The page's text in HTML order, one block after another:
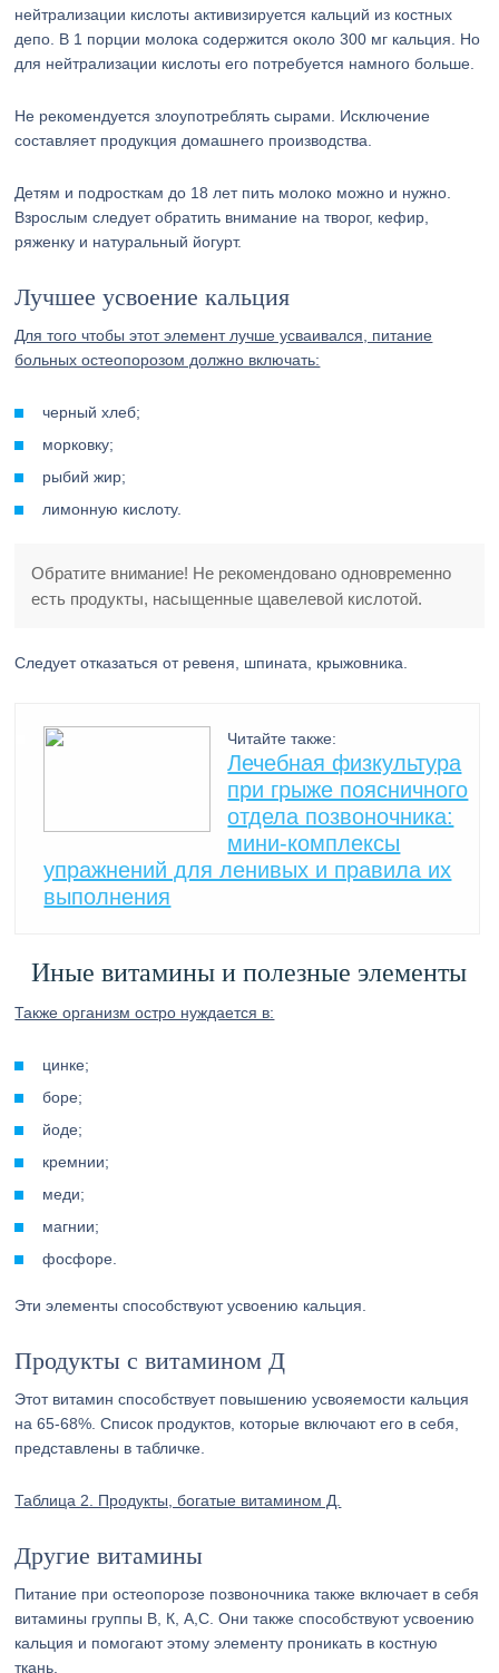
нейтрализации кислоты активизируется кальций из костных
депо. В 1 порции молока содержится около 300 мг кальция. Но
для нейтрализации кислоты его потребуется намного больше.
Не рекомендуется злоупотреблять сырами. Исключение
составляет продукция домашнего производства.
Детям и подросткам до 18 лет пить молоко можно и нужно.
Взрослым следует обратить внимание на творог, кефир,
ряженку и натуральный йогурт.
Лучшее усвоение кальция
Для того чтобы этот элемент лучше усваивался, питание
больных остеопорозом должно включать:
черный хлеб;
морковку;
рыбий жир;
лимонную кислоту.
Обратите внимание! Не рекомендовано одновременно
есть продукты, насыщенные щавелевой кислотой.
Следует отказаться от ревеня, шпината, крыжовника.
Читайте также:
Лечебная физкультура
при грыже поясничного
отдела позвоночника:
мини-комплексы
упражнений для ленивых и правила их
выполнения
Иные витамины и полезные элементы
Также организм остро нуждается в:
цинке;
боре;
йоде;
кремнии;
меди;
магнии;
фосфоре.
Эти элементы способствуют усвоению кальция.
Продукты с витамином Д
Этот витамин способствует повышению усвояемости кальция
на 65-68%. Список продуктов, которые включают его в себя,
представлены в табличке.
Таблица 2. Продукты, богатые витамином Д.
Другие витамины
Питание при остеопорозе позвоночника также включает в себя
витамины группы B, К, А,С. Они также способствуют усвоению
кальция и помогают этому элементу проникать в костную
ткань.